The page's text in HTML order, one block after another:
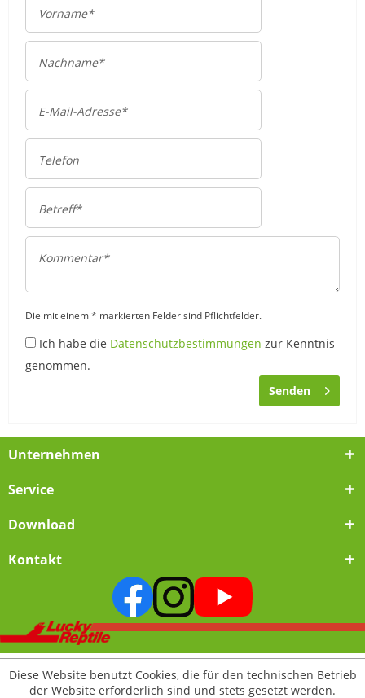
Die mit einem * markierten Felder sind Pflichtfelder.
Ich habe die Datenschutzbestimmungen zur Kenntnis
genommen.
Senden
Unternehmen
Service
Download
Kontakt
Diese Website benutzt Cookies, die für den technischen Betrieb
der Website erforderlich sind und stets gesetzt werden.